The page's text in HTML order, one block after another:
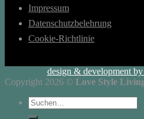
Impressum
Datenschutzbelehrung
Cookie-Richtlinie
design & development
Copyright 2026 © Love Style
Suchen
nach: